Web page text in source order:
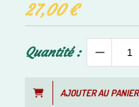
27,00€
Quantité :
AJOUTER AU PANIER